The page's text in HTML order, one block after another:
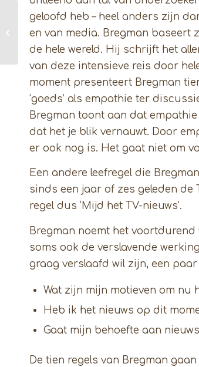
geloofd heb – heel anders zijn
en van media. Bregman baseert
de hele wereld. Hij schrijft het
van deze intensieve reis door
moment presenteert Bregman
‘goeds’ als empathie ter
Bregman toont aan dat
dat het je blik vernauwt. Door
er ook nog is. Het gaat niet om
Een andere leefregel die
sinds een jaar of zes geleden
regel dus ‘Mijd het TV-nieuws’.
Bregman noemt het
soms ook de verslavende
graag verslaafd wil zijn, een paar
Wat zijn mijn motieven om nu
Heb ik het nieuws op dit
Gaat mijn behoefte aan
De tien regels van Bregman
Coachen met The
Work van Byron
Katie